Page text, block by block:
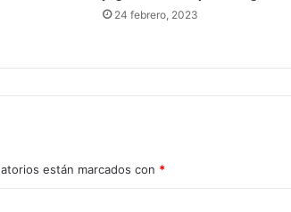
24 febrero, 2023
están marcados con *